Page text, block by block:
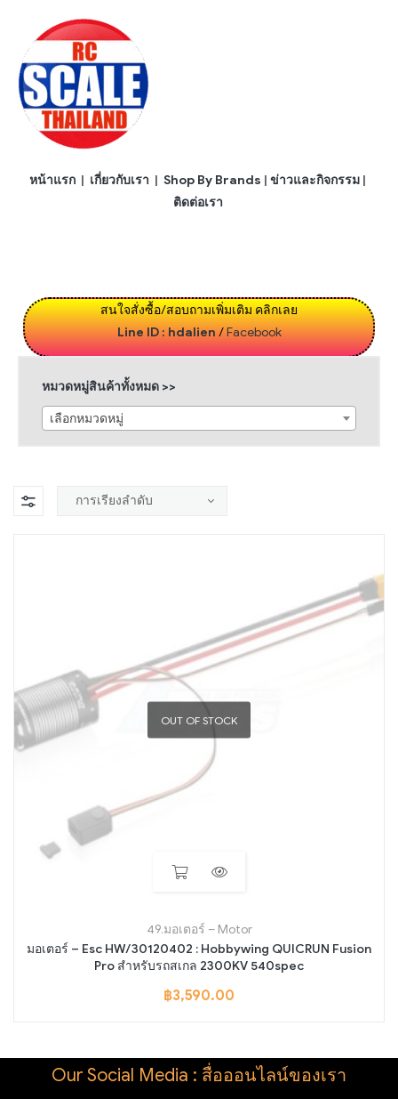
หน้าแรก | เกี่ยวกับเรา | Shop By Brands | ข่าวและกิจกรรม |
ติดต่อเรา
สนใจสั่งซื้อ/สอบถามเพิ่มเติม คลิกเลย
Line ID : hdalien/Facebook
หมวดหมู่สินค้าทั้งหมด >>
เลือกหมวดหมู่
OUT OF STOCK
49.มอเตอร์ – Motor
มอเตอร์ – Esc HW/30120402 : Hobbywing QUICRUN Fusion
Pro สำหรับรถสเกล 2300KV 540spec
฿3,590.00
Our Social Media : สื่อออนไลน์ของเรา